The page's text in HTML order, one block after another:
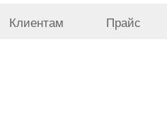
Клиентам Прайс